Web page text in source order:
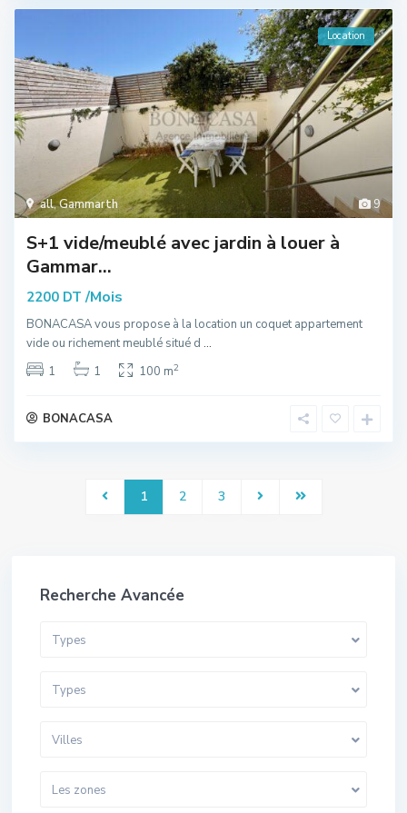
9
all,Gammarth
Location
S+1 vide/meublé avec jardin à louer à
Gammar...
2200 DT/Mois
BONACASA vous propose à la location un coquet appartement
vide ou richement meublé situé d ...
1
1 100 m2
BONACASA
1 2 3
Recherche Avancée
Types
Types
Villes
Les zones